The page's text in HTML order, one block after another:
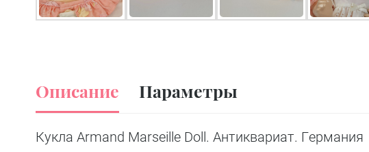
Описание Параметры
Кукла Armand Marseille Doll. Антиквариат. Германия